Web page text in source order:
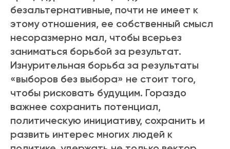
безальтернативные, почти не имеет к
этому отношения, ее собственный смысл
несоразмерно мал, чтобы всерьез
заниматься борьбой за результат.
Изнурительная борьба за результаты
«выборов без выбора» не стоит того,
чтобы рисковать будущим. Гораздо
важнее сохранить потенциал,
политическую инициативу, сохранить и
развить интерес многих людей к